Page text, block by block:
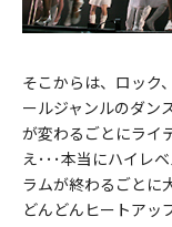
そこからは、ロック
ールジャンルのダン
が変わるごとにライ
え･･･本当にハイレ
ラムが終わるごとに
どんどんヒートアッ